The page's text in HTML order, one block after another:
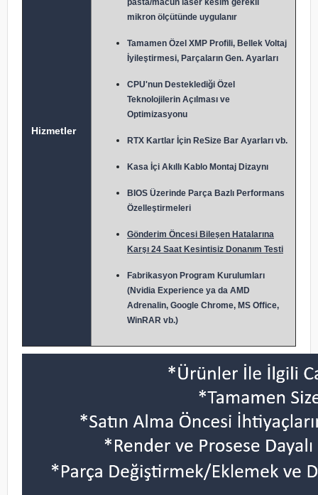
Hizmetler
pasta/macun laser kesim gerekli
mikron ölçütünde uygulanır
Tamamen Özel XMP Profili, Bellek Voltaj
İyileştirmesi, Parçaların Gen. Ayarları
CPU'nun Desteklediği Özel
Teknolojilerin Açılması ve
Optimizasyonu
RTX Kartlar İçin ReSize Bar Ayarları vb.
Kasa İçi Akıllı Kablo Montaj Dizaynı
BIOS Üzerinde Parça Bazlı Performans
Özelleştirmeleri
Gönderim Öncesi Bileşen Hatalarına
Karşı 24 Saat Kesintisiz Donanım Testi
Fabrikasyon Program Kurulumları
(Nvidia Experience ya da AMD
Adrenalin, Google Chrome, MS Office,
WinRAR vb.)